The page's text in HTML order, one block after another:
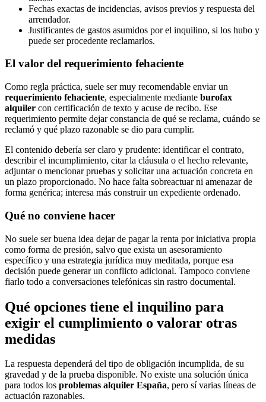
Fechas exactas de incidencias, avisos previos y respuesta del
arrendador.
Justificantes de gastos asumidos por el inquilino, si los hubo y
puede ser procedente reclamarlos.
El valor del requerimiento fehaciente
Como regla práctica, suele ser muy recomendable enviar un
requerimiento fehaciente, especialmente mediante burofax
alquiler con certificación de texto y acuse de recibo. Ese
requerimiento permite dejar constancia de qué se reclama, cuándo se
reclamó y qué plazo razonable se dio para cumplir.
El contenido debería ser claro y prudente: identificar el contrato,
describir el incumplimiento, citar la cláusula o el hecho relevante,
adjuntar o mencionar pruebas y solicitar una actuación concreta en
un plazo proporcionado. No hace falta sobreactuar ni amenazar de
forma genérica; interesa más construir un expediente ordenado.
Qué no conviene hacer
No suele ser buena idea dejar de pagar la renta por iniciativa propia
como forma de presión, salvo que exista un asesoramiento
específico y una estrategia jurídica muy meditada, porque esa
decisión puede generar un conflicto adicional. Tampoco conviene
fiarlo todo a conversaciones telefónicas sin rastro documental.
Qué opciones tiene el inquilino para
exigir el cumplimiento o valorar otras
medidas
La respuesta dependerá del tipo de obligación incumplida, de su
gravedad y de la prueba disponible. No existe una solución única
para todos los problemas alquiler España, pero sí varias líneas de
actuación razonables.